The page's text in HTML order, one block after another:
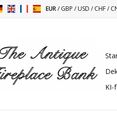
EUR/GBP /USD /CHF/
KI-